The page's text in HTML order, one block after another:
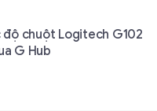
chuột Logitech G102
G Hub